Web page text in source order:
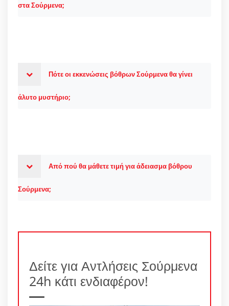
στα Σούρμενα;
Πότε οι εκκενώσεις βόθρων Σούρμενα θα γίνει
άλυτο μυστήριο;
Από πού θα μάθετε τιμή για άδειασμα βόθρου
Σούρμενα;
Δείτε για Αντλήσεις Σούρμενα
24h κάτι ενδιαφέρον!